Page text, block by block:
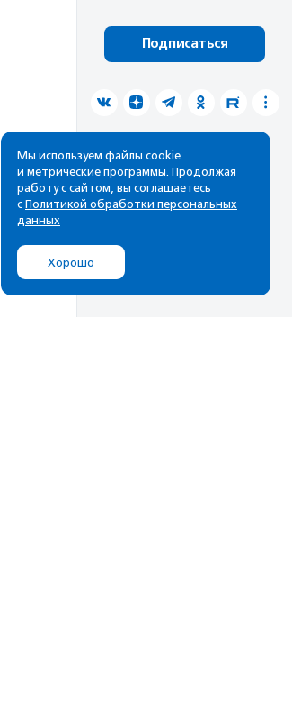
Подписаться
Мы используем файлы cookie
и метрические программы. Продолжая
работу с сайтом, вы соглашаетесь
с Политикой обработки персональных
данных
Хорошо